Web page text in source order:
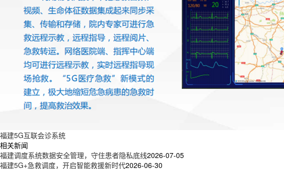
福建5G互联会诊系统
相关新闻
福建调度系统数据安全管理，守住患者隐私底线2026-07-05
福建5G+急救调度，开启智能救援新时代2026-06-30